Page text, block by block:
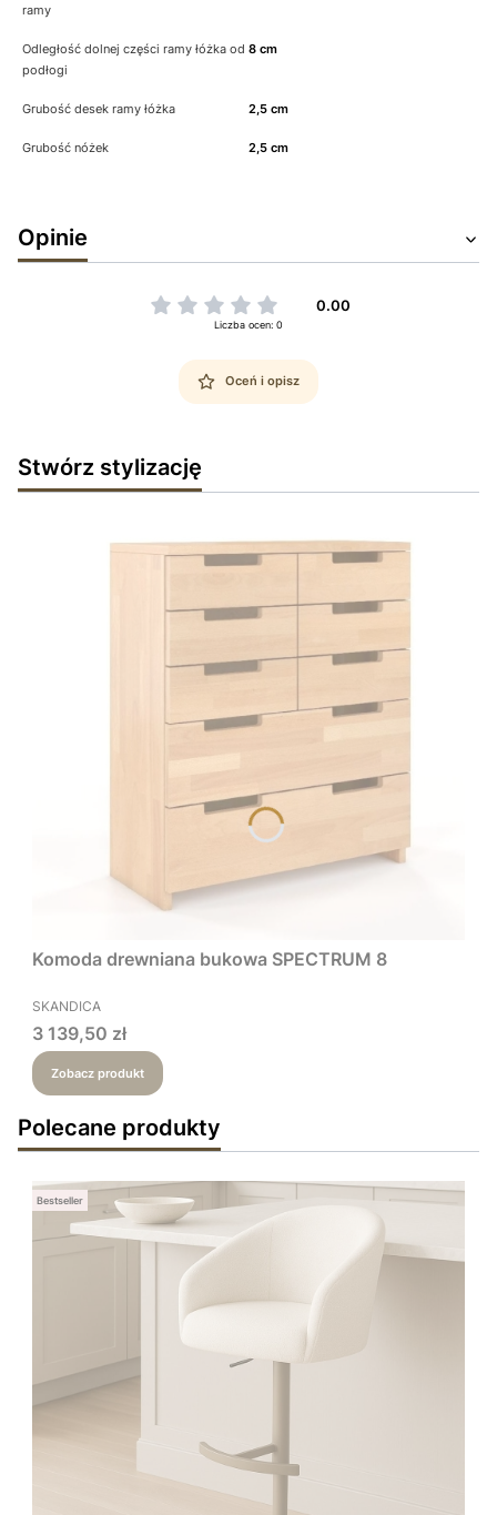
ramy
Odległość dolnej części ramy łóżka od
podłogi
8 cm
Grubość desek ramy łóżka 2,5 cm
Grubość nóżek 2,5 cm
Opinie
0.00
Liczba ocen: 0
Oceń i opisz
Stwórz stylizację
Komoda drewniana bukowa SPECTRUM 8
PRODUCENT
SKANDICA
Cena
3 139,50 zł
Zobacz produkt
Polecane produkty
Bestseller